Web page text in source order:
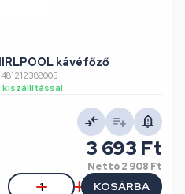
kávéfőző
kiszállítással
3 693 Ft
Nettó2 908 Ft
KOSÁRBA